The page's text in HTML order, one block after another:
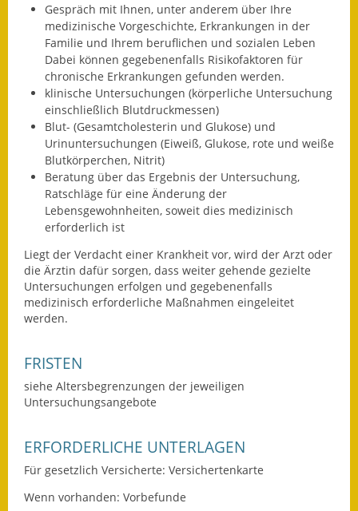
Bodenrichtwerte
Flächennutzungsplan
Gerätehütten
Gutachterausschuss
Mietspiegel
Hochwassergefahrenkarte
Gemeindehalle und
Kernzeitbetreuung
Bevölkerungsschutz
Kinderbetreuung
Gespräch mit Ihnen, unter anderem über Ihre
medizinische Vorgeschichte, Erkrankungen in der
Familie und Ihrem beruflichen und sozialen Leben
Dabei können gegebenenfalls Risikofaktoren für
chronische Erkrankungen gefunden werden.
klinische Untersuchungen (körperliche Untersuchung
einschließlich Blutdruckmessen)
Blut- (Gesamtcholesterin und Glukose) und
Urinuntersuchungen (Eiweiß, Glukose, rote und weiße
Blutkörperchen, Nitrit)
Beratung über das Ergebnis der Untersuchung,
Ratschläge für eine Änderung der
Lebensgewohnheiten, soweit dies medizinisch
erforderlich ist
Liegt der Verdacht einer Krankheit vor, wird der Arzt oder
die Ärztin dafür sorgen, dass weiter gehende gezielte
Untersuchungen erfolgen und gegebenenfalls
medizinisch erforderliche Maßnahmen eingeleitet
werden.
FRISTEN
siehe Altersbegrenzungen der jeweiligen
Untersuchungsangebote
ERFORDERLICHE UNTERLAGEN
Für gesetzlich Versicherte: Versichertenkarte
Wenn vorhanden: Vorbefunde